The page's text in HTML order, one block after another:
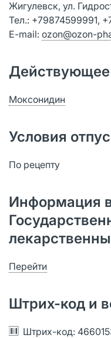
Жигулевск, ул.
Тел.: +79874599991,
E-mail: ozon@ozon-
Моксонидин
Условия
По рецепту
Информация
Перейти
Штрих-код и
Штрих-код: